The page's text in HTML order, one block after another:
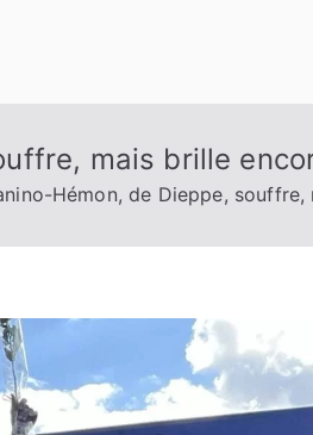
mais brille
Hémon, de Dieppe,